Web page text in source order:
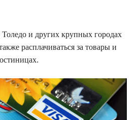
и других крупных городах
расплачиваться за товары и